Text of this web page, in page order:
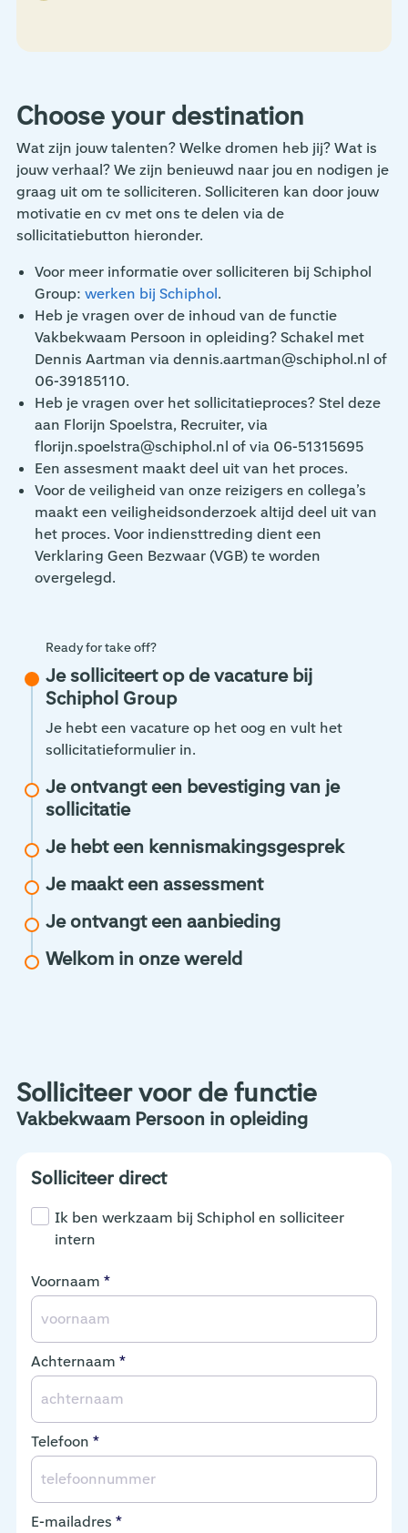
Choose your destination
Wat zijn jouw talenten? Welke dromen heb jij? Wat is
jouw verhaal? We zijn benieuwd naar jou en nodigen je
graag uit om te solliciteren. Solliciteren kan door jouw
motivatie en cv met ons te delen via de
sollicitatiebutton hieronder.
Voor meer informatie over solliciteren bij Schiphol
Group: werken bij Schiphol.
Heb je vragen over de inhoud van de functie
Vakbekwaam Persoon in opleiding? Schakel met
Dennis Aartman via dennis.aartman@schiphol.nl of
06-39185110.
Heb je vragen over het sollicitatieproces? Stel deze
aan Florijn Spoelstra, Recruiter, via
florijn.spoelstra@schiphol.nl of via 06-51315695
Een assesment maakt deel uit van het proces.
Voor de veiligheid van onze reizigers en collega’s
maakt een veiligheidsonderzoek altijd deel uit van
het proces. Voor indiensttreding dient een
Verklaring Geen Bezwaar (VGB) te worden
overgelegd.
Ready for take off?
Je solliciteert op de vacature bij
Schiphol Group
Je hebt een vacature op het oog en vult het
sollicitatieformulier in.
Je ontvangt een bevestiging van je
sollicitatie
Je hebt een kennismakingsgesprek
Je maakt een assessment
Je ontvangt een aanbieding
Welkom in onze wereld
Solliciteer voor de functie
Vakbekwaam Persoon in opleiding
Solliciteer direct
Ik ben werkzaam bij Schiphol en solliciteer
intern
Voornaam *
Achternaam *
Telefoon *
E-mailadres *